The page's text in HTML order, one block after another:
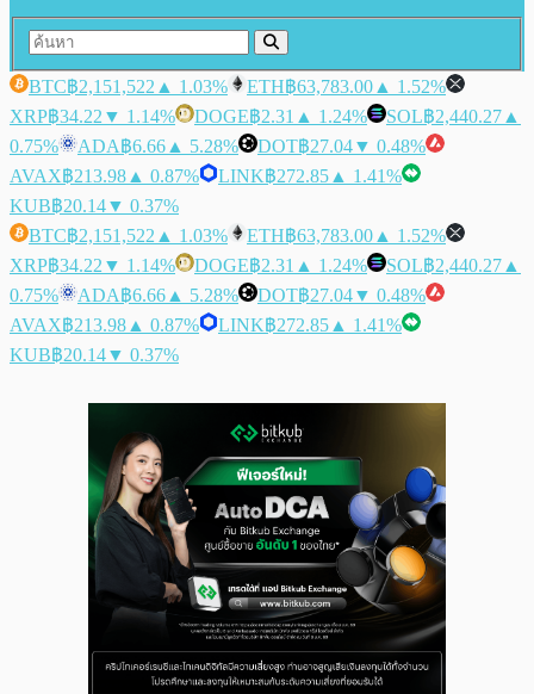
BTC฿2,151,522 ▲ 1.03% ETH฿63,783.00 ▲ 1.52%
XRP฿34.22 ▼ 1.14% DOGE฿2.31 ▲ 1.24% SOL฿2,440.27 ▲
0.75%
ADA฿6.66 ▲ 5.28% DOT฿27.04▼ 0.48%
AVAX฿213.98 ▲ 0.87% LINK฿272.85 ▲ 1.41%
KUB฿20.14▼ 0.37%
BTC฿2,151,522 ▲ 1.03% ETH฿63,783.00 ▲ 1.52%
XRP฿34.22 ▼ 1.14% DOGE฿2.31 ▲ 1.24% SOL฿2,440.27 ▲
0.75%
ADA฿6.66 ▲ 5.28% DOT฿27.04▼ 0.48%
AVAX฿213.98 ▲ 0.87% LINK฿272.85 ▲ 1.41%
KUB฿20.14▼ 0.37%